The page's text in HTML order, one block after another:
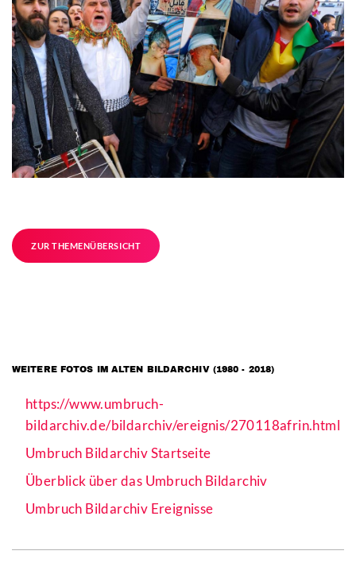
ZUR THEMENÜBERSICHT
WEITERE FOTOS IM ALTEN BILDARCHIV (1980 - 2018)
https://www.umbruch-
bildarchiv.de/bildarchiv/ereignis/270118afrin.html
Umbruch Bildarchiv Startseite
Überblick über das Umbruch Bildarchiv
Umbruch Bildarchiv Ereignisse